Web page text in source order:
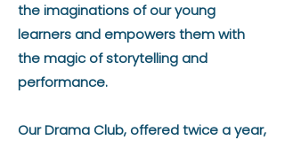
the imaginations of our young
learners and empowers them with
the magic of storytelling and
performance.
Our Drama Club, offered twice a year,